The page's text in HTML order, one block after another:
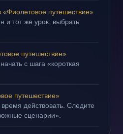
путешествие»
и тот же урок: выбрать
путешествие»
с шага «короткая
путешествие»
действовать. Следите
сценарии».